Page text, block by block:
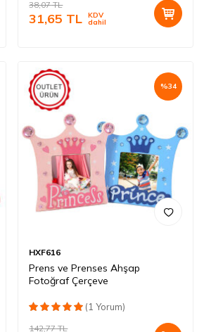
38,07TL
31,65 TL KDV
dahil
%34
HXF616
Prens ve Prenses Ahşap
Fotoğraf Çerçeve
(1 Yorum)
142,77TL